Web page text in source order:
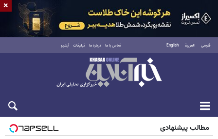
فارسی العربية English تماس با ما درباره ما تبلیغات آرشیو
پنجشنبه ۱۵ مرداد ۱۴۰۵
مطالب پیشنهادی
×